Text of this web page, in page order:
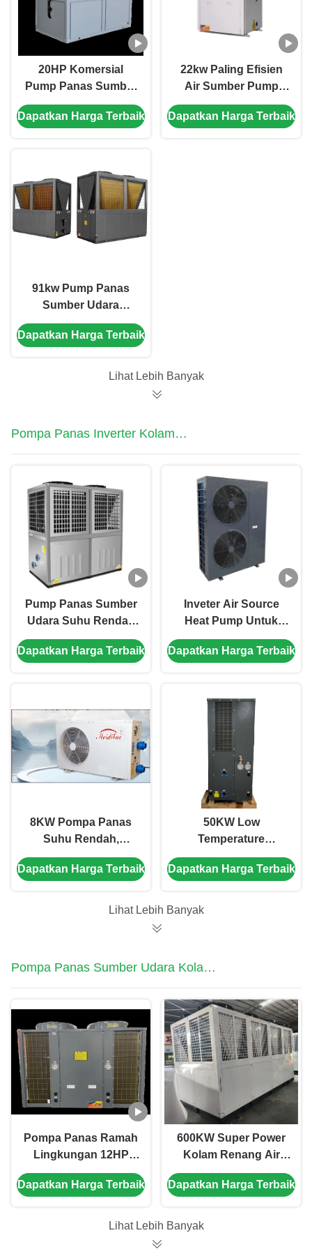
20HP Komersial
Pump Panas Sumber
Udara Efisiensi
Tinggi, Pump Panas
Dapatkan Harga Terbaik
22kw Paling Efisien
Air Sumber Pump
Panas Untuk Kolam
Renang Atau Spa
Dapatkan Harga Terbaik
91kw Pump Panas
Sumber Udara
Efisiensi Tinggi Untuk
rumah sakit / hotel /
Dapatkan Harga Terbaik
Lihat Lebih Banyak
Pompa Panas Inverter Kolam
Renang
Pump Panas Sumber
Udara Suhu Rendah
EVI Pemanas Rumah
dan Pendingin
Dapatkan Harga Terbaik
Inveter Air Source
Heat Pump Untuk
Kolam Renang
Dapatkan Harga Terbaik
8KW Pompa Panas
Suhu Rendah,
Komersial Putih
Kolam Renang
Dapatkan Harga Terbaik
50KW Low
Temperature
Swimming Pool
Inverter Heat Pump
Dapatkan Harga Terbaik
Lihat Lebih Banyak
Pompa Panas Sumber Udara Kolam
Renang
Pompa Panas Ramah
Lingkungan 12HP
Pompa Panas Kolam
Renang Luar Ruang
Dapatkan Harga Terbaik
600KW Super Power
Kolam Renang Air
Sumber Pump Panas
Untuk Sekolah Hotel
Dapatkan Harga Terbaik
Lihat Lebih Banyak